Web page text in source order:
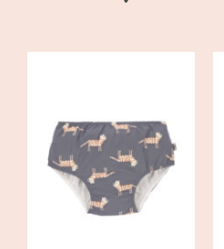
CHOIX DES
OPTIONS CE
PRODUIT
A
PLUSIEURS
DÉTAILS